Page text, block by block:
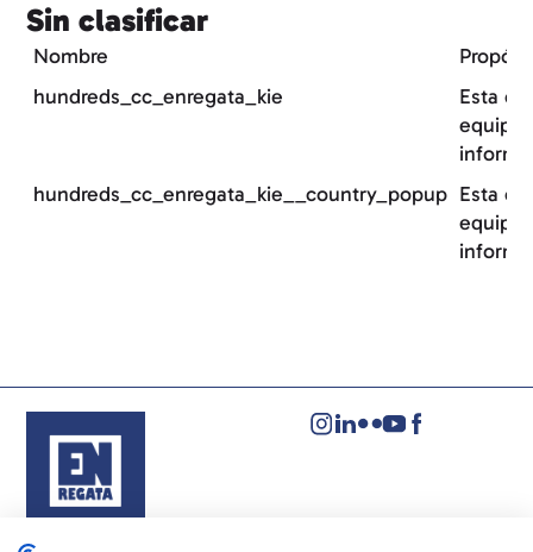
Sin clasificar
Nombre
hundreds_cc_enregata_kie
Esta
equipo
hundreds_cc_enregata_kie__country_popup Esta
equipo